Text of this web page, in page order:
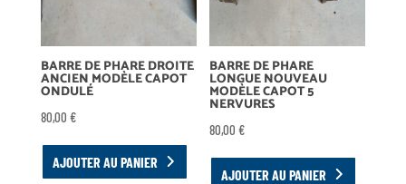
BARRE DE PHARE DROITE
ANCIEN MODÈLE CAPOT
ONDULÉ
80,00 €
AJOUTER AU PANIER
BARRE DE PHARE
LONGUE NOUVEAU
MODÈLE CAPOT 5
NERVURES
80,00€
AJOUTER AU PANIER